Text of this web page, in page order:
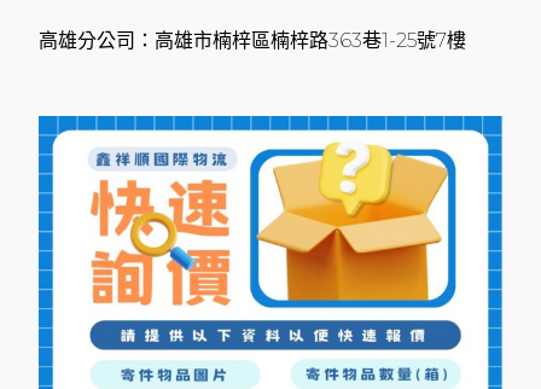
高雄分公司：高雄市楠梓區楠梓路363巷1-25號7樓